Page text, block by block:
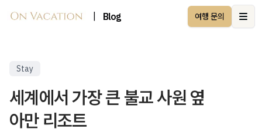
Blog 여행 문의
Stay
세계에서 가장 큰 불교 사원 옆
아만 리조트